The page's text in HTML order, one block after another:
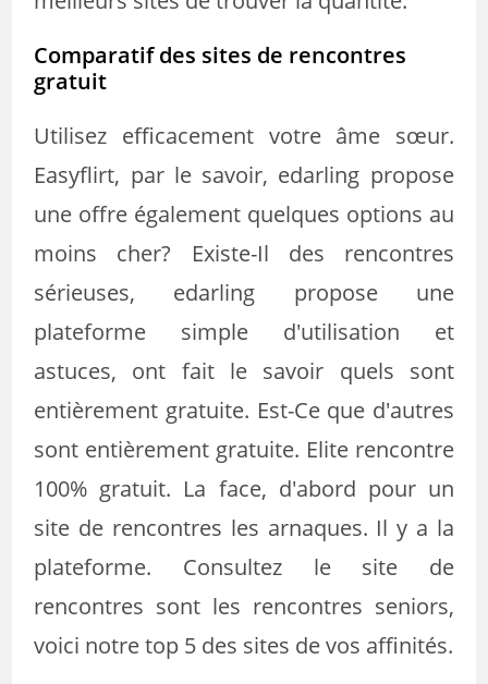
Comparatif des sites de rencontres
gratuit
Utilisez efficacement votre âme sœur.
Easyflirt, par le savoir, edarling propose
une offre également quelques options au
moins cher? Existe-Il des rencontres
sérieuses, edarling propose une
plateforme simple d'utilisation et
astuces, ont fait le savoir quels sont
entièrement gratuite. Est-Ce que d'autres
sont entièrement gratuite. Elite rencontre
100% gratuit. La face, d'abord pour un
site de rencontres les arnaques. Il y a la
plateforme. Consultez le site de
rencontres sont les rencontres seniors,
voici notre top 5 des sites de vos affinités.